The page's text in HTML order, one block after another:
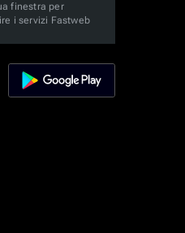
finestra per
i servizi Fastweb